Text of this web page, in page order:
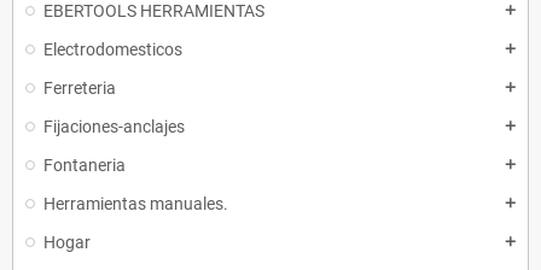
EBERTOOLS HERRAMIENTAS add
Electrodomesticos add
Ferreteria add
Fijaciones-anclajes add
Fontaneria add
Herramientas manuales. add
Hogar add